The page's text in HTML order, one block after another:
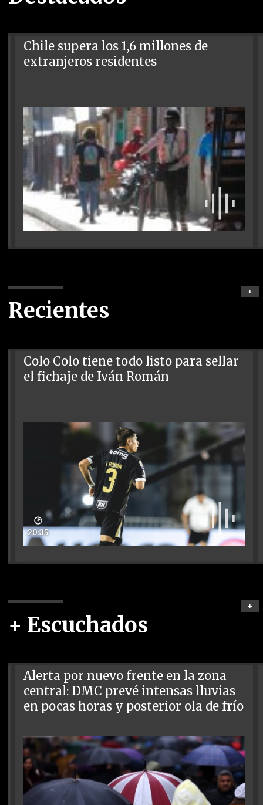
Chile supera los 1,6 millones de
extranjeros residentes
Recientes
+
Colo Colo tiene todo listo para sellar
el fichaje de Iván Román
🕑
20:35
+ Escuchados
+
Alerta por nuevo frente en la zona
central: DMC prevé intensas lluvias
en pocas horas y posterior ola de frío